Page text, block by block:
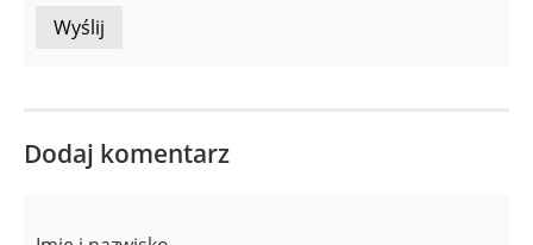
Dodaj komentarz